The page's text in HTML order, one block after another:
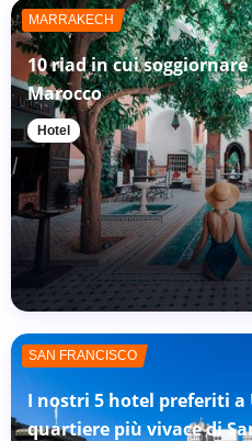
MARRAKECH
10 riad in cui
Marocco
Hotel
SAN FRANCISCO
I nostri 5 hotel preferiti a
quartiere più vivace di